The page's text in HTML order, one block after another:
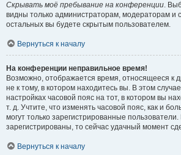
Скрывать моё пребывание на конференции.
видны только администраторам, модераторам и
остальных вы будете скрытым пользователем.
Вернуться к началу
На конференции неправильное время!
Возможно, отображается время, относящееся к
не к тому, в котором находитесь вы. В этом
настройках часовой пояс на тот, в котором вы
т. д. Учтите, что изменять часовой пояс, как и
могут только зарегистрированные
зарегистрированы, то сейчас удачный момент
Вернуться к началу